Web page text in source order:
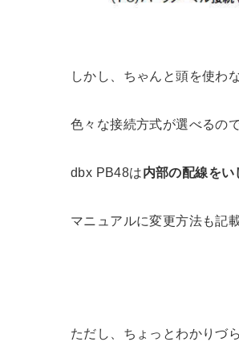
しかし、ちゃんと頭を使わ
色々な接続方式が選べるの
dbx PB48は内部の配線を
マニュアルに変更方法も記
ただし、ちょっとわかりづ